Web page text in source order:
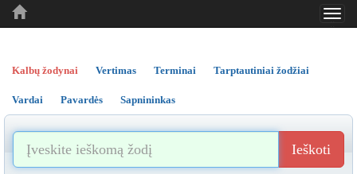
..
..
Kalbų žodynai Vertimas Terminai Tarptautiniai žodžiai
Vardai Pavardės Sapnininkas
Ieškoti